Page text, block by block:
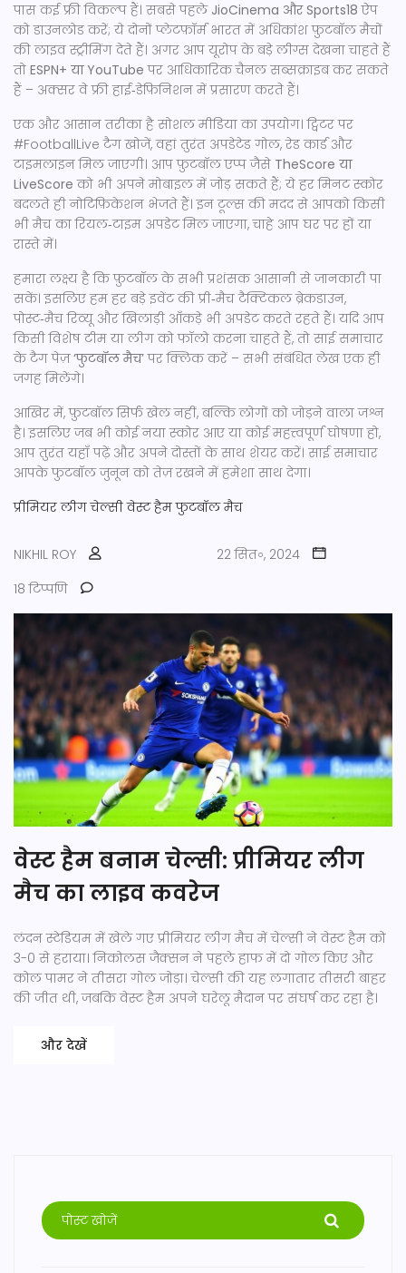
पास कई फ्री विकल्प हैं। सबसे पहले JioCinema और Sports18 ऐप
को डाउनलोड करें; ये दोनों प्लेटफ़ॉर्म भारत में अधिकांश फ़ुटबॉल मैचों
की लाइव स्ट्रीमिंग देते हैं। अगर आप यूरोप के बड़े लीग्स देखना चाहते हैं
तो ESPN+ या YouTube पर आधिकारिक चैनल सब्सक्राइब कर सकते
हैं – अक्सर वे फ्री हाई‑डेफ़िनिशन में प्रसारण करते हैं।
एक और आसान तरीका है सोशल मीडिया का उपयोग। ट्विटर पर
#FootballLive टैग खोजें, वहां तुरंत अपडेटेड गोल, रेड कार्ड और
टाइमलाइन मिल जाएगी। आप फ़ुटबॉल एप्प जैसे TheScore या
LiveScore को भी अपने मोबाइल में जोड़ सकते हैं; ये हर मिनट स्कोर
बदलते ही नोटिफ़िकेशन भेजते हैं। इन टूल्स की मदद से आपको किसी
भी मैच का रियल‑टाइम अपडेट मिल जाएगा, चाहे आप घर पर हों या
रास्ते में।
हमारा लक्ष्य है कि फ़ुटबॉल के सभी प्रशंसक आसानी से जानकारी पा
सकें। इसलिए हम हर बड़े इवेंट की प्री‑मैच टैक्टिकल ब्रेकडाउन,
पोस्ट‑मैच रिव्यू और खिलाड़ी आँकड़े भी अपडेट करते रहते हैं। यदि आप
किसी विशेष टीम या लीग को फॉलो करना चाहते हैं, तो साई समाचार
के टैग पेज़‘फुटबॉल मैच’पर क्लिक करें – सभी संबंधित लेख एक ही
जगह मिलेंगे।
आखिर में, फ़ुटबॉल सिर्फ खेल नहीं, बल्कि लोगों को जोड़ने वाला जश्न
है। इसलिए जब भी कोई नया स्कोर आए या कोई महत्त्वपूर्ण घोषणा हो,
आप तुरंत यहाँ पढ़ें और अपने दोस्तों के साथ शेयर करें। साई समाचार
आपके फुटबॉल जुनून को तेज़ रखने में हमेशा साथ देगा।
प्रीमियर लीग चेल्सी वेस्ट हैम फुटबॉल मैच
NIKHIL ROY
22 सित॰, 2024
18 टिप्पणि
वेस्ट हैम बनाम चेल्सी: प्रीमियर लीग
मैच का लाइव कवरेज
लंदन स्टेडियम में खेले गए प्रीमियर लीग मैच में चेल्सी ने वेस्ट हैम को
3-0 से हराया। निकोलस जैक्सन ने पहले हाफ में दो गोल किए और
कोल पामर ने तीसरा गोल जोड़ा। चेल्सी की यह लगातार तीसरी बाहर
की जीत थी, जबकि वेस्ट हैम अपने घरेलू मैदान पर संघर्ष कर रहा है।
और देखें